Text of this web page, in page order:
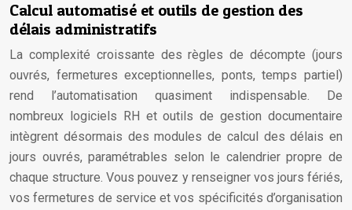
Calcul automatisé et outils de gestion des
délais administratifs
La complexité croissante des règles de décompte (jours
ouvrés, fermetures exceptionnelles, ponts, temps partiel)
rend l’automatisation quasiment indispensable. De
nombreux logiciels RH et outils de gestion documentaire
intègrent désormais des modules de calcul des délais en
jours ouvrés, paramétrables selon le calendrier propre de
chaque structure. Vous pouvez y renseigner vos jours fériés,
vos fermetures de service et vos spécificités d’organisation